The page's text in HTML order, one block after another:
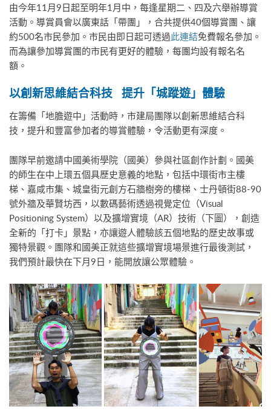
由今年11月9日起至明年1月中，每逢星期二、四及六舉辦導賞
活動。導賞員會以廣東話「帶團」，合共提供40個導賞團、讓
約500名市民參加。市民由即日起可透過此連結免費報名參加。
而為讓參加導賞團的市民有更好的體驗，每團均設有報名名
額。
以創新思維結合科技 提升「城蹤遊」體驗
在籌備「地膽遊中」活動時，市建局團隊以創新思維結合科
技，提升和豐富參加者的導賞體驗，令活動更有深度。
團隊早前邀請中國美術學院（國美）參與社區創作計劃。國美
的師生在中上環五個具歷史意義的地點，包括中環街市主樓
梯、嘉咸市集、城皇街元創方石牆樹旁的樓梯、士丹頓街88-90
號外牆及華賢坊西，以數碼藝術透過視覺定位（Visual
Positioning System）以及擴增實境（AR）技術（下圖），創造
全新的「打卡」景點，亦讓遊人體驗該五個地點的歷史故事或
獨特景觀。團隊和國美正就這些擴增實境場景進行最後測試，
我們預計最快在下月9日，能開放讓公眾體驗。